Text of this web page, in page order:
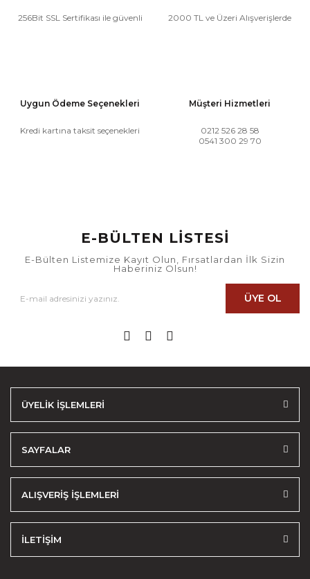
256Bit SSL Sertifikası ile güvenli 2000 TL ve Üzeri Alışverişlerde
Uygun Ödeme Seçenekleri
Kredi kartına taksit seçenekleri
Müşteri Hizmetleri
0212 526 28 58
0541 300 29 70
E-BÜLTEN LİSTESİ
E-Bülten Listemize Kayıt Olun, Fırsatlardan İlk Sizin
Haberiniz Olsun!
ÜYE OL
ÜYELİK İŞLEMLERİ
SAYFALAR
ALIŞVERİŞ İŞLEMLERİ
İLETİŞİM